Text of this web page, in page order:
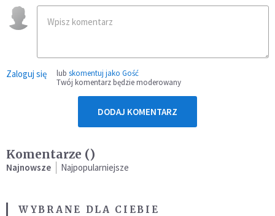
Zaloguj się lub skomentuj jako Gość
Twój komentarz będzie moderowany
DODAJ KOMENTARZ
Komentarze ()
Najnowsze Najpopularniejsze
WYBRANE DLA CIEBIE